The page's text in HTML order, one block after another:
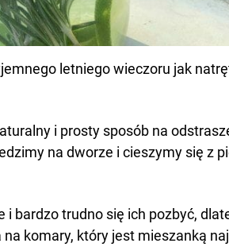
letniego wieczoru jak
i prosty sposób na
na dworze i cieszymy się z
bardzo trudno się ich pozbyć,
komary, który jest mieszanką